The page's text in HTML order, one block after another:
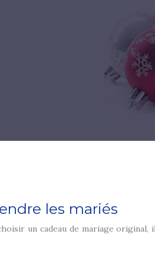
les mariés
un cadeau de mariage